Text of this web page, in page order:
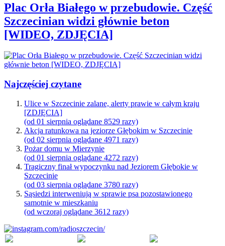
Plac Orła Białego w przebudowie. Część
Szczecinian widzi głównie beton
[WIDEO, ZDJĘCIA]
Najczęściej czytane
Ulice w Szczecinie zalane, alerty prawie w całym kraju
[ZDJĘCIA]
(od 01 sierpnia oglądane 8529 razy)
Akcja ratunkowa na jeziorze Głębokim w Szczecinie
(od 02 sierpnia oglądane 4971 razy)
Pożar domu w Mierzynie
(od 01 sierpnia oglądane 4272 razy)
Tragiczny finał wypoczynku nad Jeziorem Głębokie w
Szczecinie
(od 03 sierpnia oglądane 3780 razy)
Sąsiedzi interweniują w sprawie psa pozostawionego
samotnie w mieszkaniu
(od wczoraj oglądane 3612 razy)